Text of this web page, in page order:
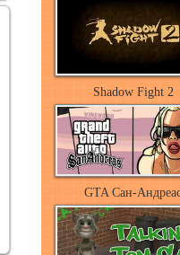
Shadow Fight 2
GTA Сан-